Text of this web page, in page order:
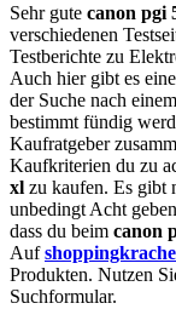
Sehr gute canon pgi
verschiedenen
Testberichte zu
Auch hier gibt es
der Suche nach einem
bestimmt fündig
Kaufratgeber
Kaufkriterien du zu
xl zu kaufen. Es gibt
unbedingt Acht
dass du beim canon
Auf
Produkten. Nutzen
Suchformular.